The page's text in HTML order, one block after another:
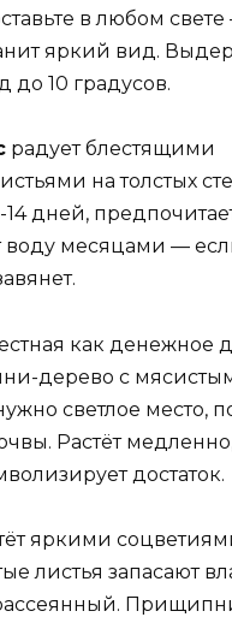
в любом
яркий вид.
до 10 градусов.
радует блестящими
на толстых
14 дней,
воду месяцами —
как денежное
дерево с
светлое место,
Растёт
достаток.
яркими
листья запасают